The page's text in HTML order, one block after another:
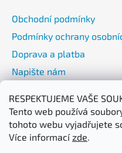
RESPEKTUJEME VAŠE
Tento web používá
tohoto webu vyjadřujete
Více informacízde.
Obchodní podmínky
Podmínky ochrany
Doprava a platba
Napište nám
Přijímáme online